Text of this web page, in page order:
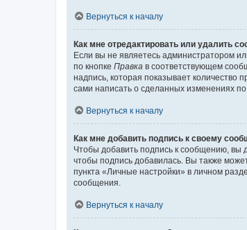
Вернуться к началу
Как мне отредактировать или удалить
Если вы не являетесь администратором
по кнопке Правка в соответствующем
надпись, которая показывает количество
сами написать о сделанных изменениях
Вернуться к началу
Как мне добавить подпись к своему
Чтобы добавить подпись к сообщению, вы
чтобы подпись добавилась. Вы также
пункта «Личные настройки» в личном
сообщения.
Вернуться к началу